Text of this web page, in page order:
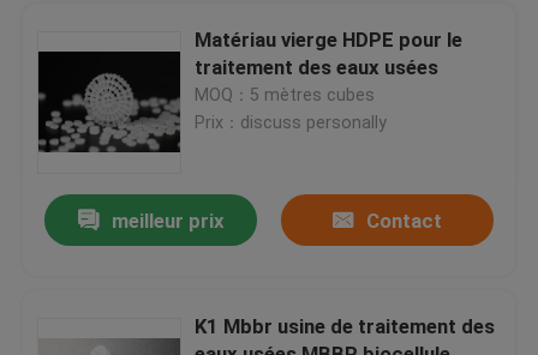
bloguer
Demandez une citation
Bio médias de MBBR
Matériau vierge HDPE pour le
traitement des eaux usées
MOQ：5 mètres cubes
Prix：discuss personally
meilleur prix Contact
K1 Mbbr usine de traitement des